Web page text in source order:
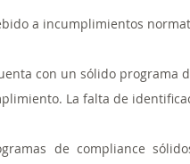
a incumplimientos
con un sólido programa
La falta de
de compliance